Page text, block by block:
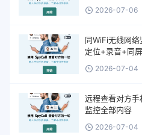
2026-07-06
同WiFi无线网
定位+录音+同屏
2026-07-04
远程查看对方
监控全部内容
2026-07-04